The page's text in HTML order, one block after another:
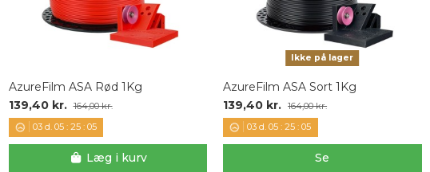
AzureFilm ASA Rød 1Kg
139,40 kr. 164,00 kr.
03d. 05: 25: 04
Læg i kurv
Ikke på lager
AzureFilm ASA Sort 1Kg
139,40 kr. 164,00 kr.
03 d. 05 :25 :04
Se